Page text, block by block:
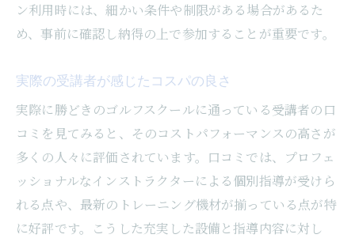
ン利用時には、細かい条件や制限がある場合があるた
め、事前に確認し納得の上で参加することが重要です。
実際の受講者が感じたコスパの良さ
実際に勝どきのゴルフスクールに通っている受講者の口
コミを見てみると、そのコストパフォーマンスの高さが
多くの人々に評価されています。口コミでは、プロフェ
ッショナルなインストラクターによる個別指導が受けら
れる点や、最新のトレーニング機材が揃っている点が特
に好評です。こうした充実した設備と指導内容に対し